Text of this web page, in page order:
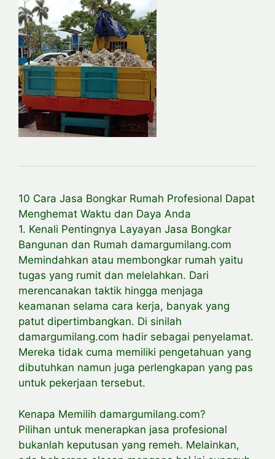
10 Cara Jasa Bongkar Rumah Profesional Dapat
Menghemat Waktu dan Daya Anda
1. Kenali Pentingnya Layayan Jasa Bongkar
Bangunan dan Rumah damargumilang.com
Memindahkan atau membongkar rumah yaitu
tugas yang rumit dan melelahkan. Dari
merencanakan taktik hingga menjaga
keamanan selama cara kerja, banyak yang
patut dipertimbangkan. Di sinilah
damargumilang.com hadir sebagai penyelamat.
Mereka tidak cuma memiliki pengetahuan yang
dibutuhkan namun juga perlengkapan yang pas
untuk pekerjaan tersebut.
Kenapa Memilih damargumilang.com?
Pilihan untuk menerapkan jasa profesional
bukanlah keputusan yang remeh. Melainkan,